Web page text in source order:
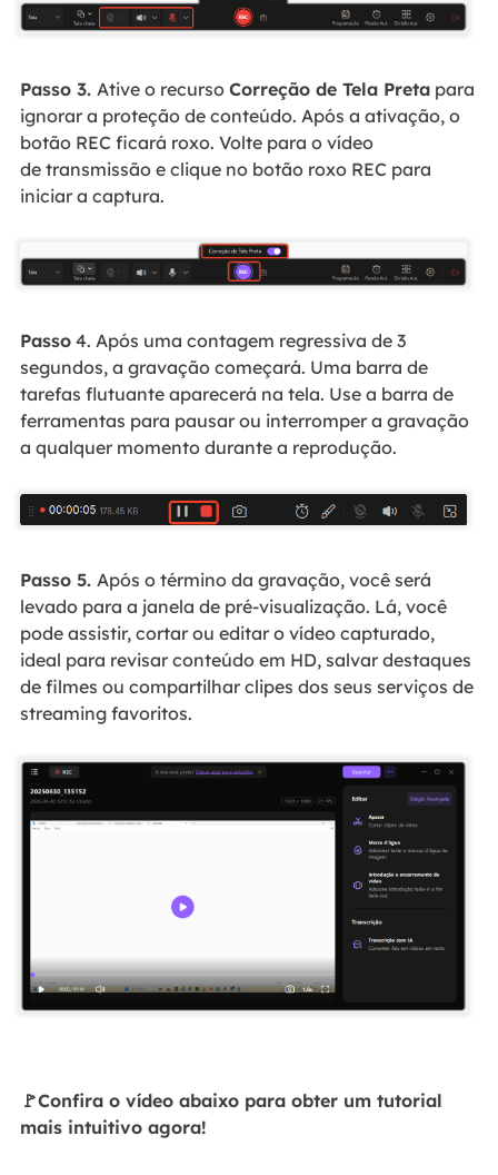
Passo 3. Ative o recurso Correção de Tela Pretapara
ignorar a proteção de conteúdo. Após a ativação, o
botão REC ficará roxo. Volte para o vídeo
de transmissão e clique no botão roxo REC para
iniciar a captura.
Passo4. Após uma contagem regressiva de 3
segundos, a gravação começará. Uma barra de
tarefas flutuante aparecerá na tela. Use a barra de
ferramentas para pausar ou interromper a gravação
a qualquer momento durante a reprodução.
Passo 5. Após o término da gravação, você será
levado para a janela de pré-visualização. Lá, você
pode assistir, cortar ou editar o vídeo capturado,
ideal para revisar conteúdo em HD, salvar destaques
de filmes ou compartilhar clipes dos seus serviços de
streaming favoritos.
🚩Confira o vídeo abaixo para obter um tutorial
mais intuitivo agora!